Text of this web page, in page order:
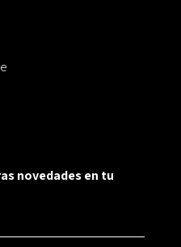
novedades en tu